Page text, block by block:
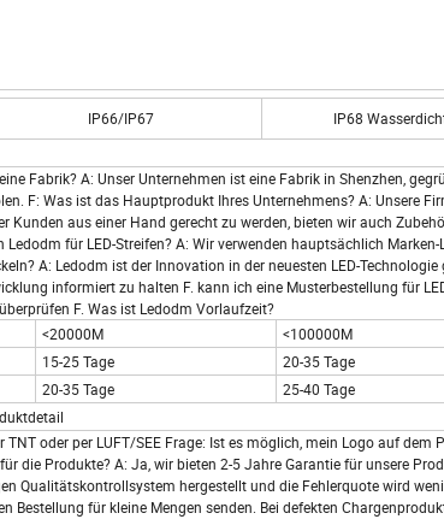
IP66/IP67
IP68
Fabrik? A: Unser Unternehmen ist eine Fabrik in Shenzhen,
F: Was ist das Hauptprodukt Ihres Unternehmens? A: Unsere
aus einer Hand gerecht zu werden, bieten wir auch
für LED-Streifen? A: Wir verwenden hauptsächlich Marken-
A: Ledodm ist der Innovation in der neuesten LED-Technologie
informiert zu halten F. kann ich eine Musterbestellung für
F. Was ist Ledodm Vorlaufzeit?
<20000M
<100000M
15-25 Tage
20-35 Tage
20-35 Tage
25-40 Tage
TNT oder per LUFT/SEE Frage: Ist es möglich, mein Logo auf dem
die Produkte? A: Ja, wir bieten 2-5 Jahre Garantie für unsere
Qualitätskontrollsystem hergestellt und die Fehlerquote wird
Bestellung für kleine Mengen senden. Bei defekten